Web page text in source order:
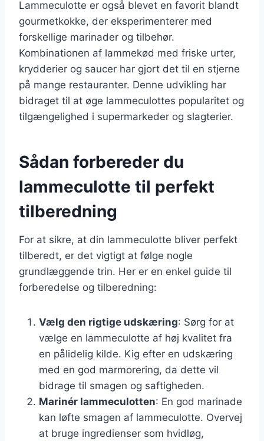
Lammeculotte er også blevet en favorit blandt
gourmetkokke, der eksperimenterer med
forskellige marinader og tilbehør.
Kombinationen af lammekød med friske urter,
krydderier og saucer har gjort det til en stjerne
på mange restauranter. Denne udvikling har
bidraget til at øge lammeculottes popularitet og
tilgængelighed i supermarkeder og slagterier.
Sådan forbereder du
lammeculotte til perfekt
tilberedning
For at sikre, at din lammeculotte bliver perfekt
tilberedt, er det vigtigt at følge nogle
grundlæggende trin. Her er en enkel guide til
forberedelse og tilberedning:
Vælg den rigtige udskæring: Sørg for at
vælge en lammeculotte af høj kvalitet fra
en pålidelig kilde. Kig efter en udskæring
med en god marmorering, da dette vil
bidrage til smagen og saftigheden.
Marinér lammeculotten: En god marinade
kan løfte smagen af lammeculotte. Overvej
at bruge ingredienser som hvidløg,